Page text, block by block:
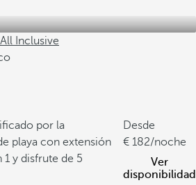
Inclusive
por la
playa con extensión
1 y disfrute de 5
Desde
182/noche
Ver
disponibilidad